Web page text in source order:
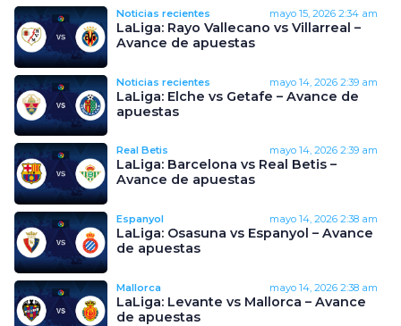
Noticias recientes mayo 15, 2026 2:34 am
LaLiga: Rayo Vallecano vs Villarreal –
Avance de apuestas
Noticias recientes mayo 14, 2026 2:39 am
LaLiga: Elche vs Getafe – Avance de
apuestas
Real Betis mayo 14, 2026 2:39 am
LaLiga: Barcelona vs Real Betis –
Avance de apuestas
Espanyol mayo 14, 2026 2:38 am
LaLiga: Osasuna vs Espanyol – Avance
de apuestas
Mallorca mayo 14, 2026 2:38 am
LaLiga: Levante vs Mallorca – Avance
de apuestas